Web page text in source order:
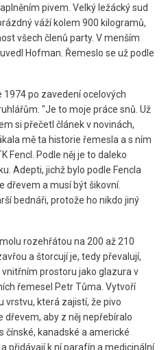
pivem. Velký ležácký sud
váží kolem 900 kilogramů,
všech členů party. V menším
Hofman. Řemeslo se už podle
1974 po zavedení ocelových
"Je to moje práce snů. Už
si přečetl článek v novinách,
mě ta historie řemesla a s ním
Fencl. Podle něj je to daleko
Adepti, jichž bylo podle Fencla
dřevem a musí být šikovní.
bednáři, protože ho nikdo jiný
rozehřátou na 200 až 210
a štorcují je, tedy převalují,
prostoru jako glazura v
řemesel Petr Tůma. Vytvoří
vrstvu, která zajistí, že pivo
aby z něj nepřebíralo
čínské, kanadské a americké
přidávají k ní parafín a medicinální